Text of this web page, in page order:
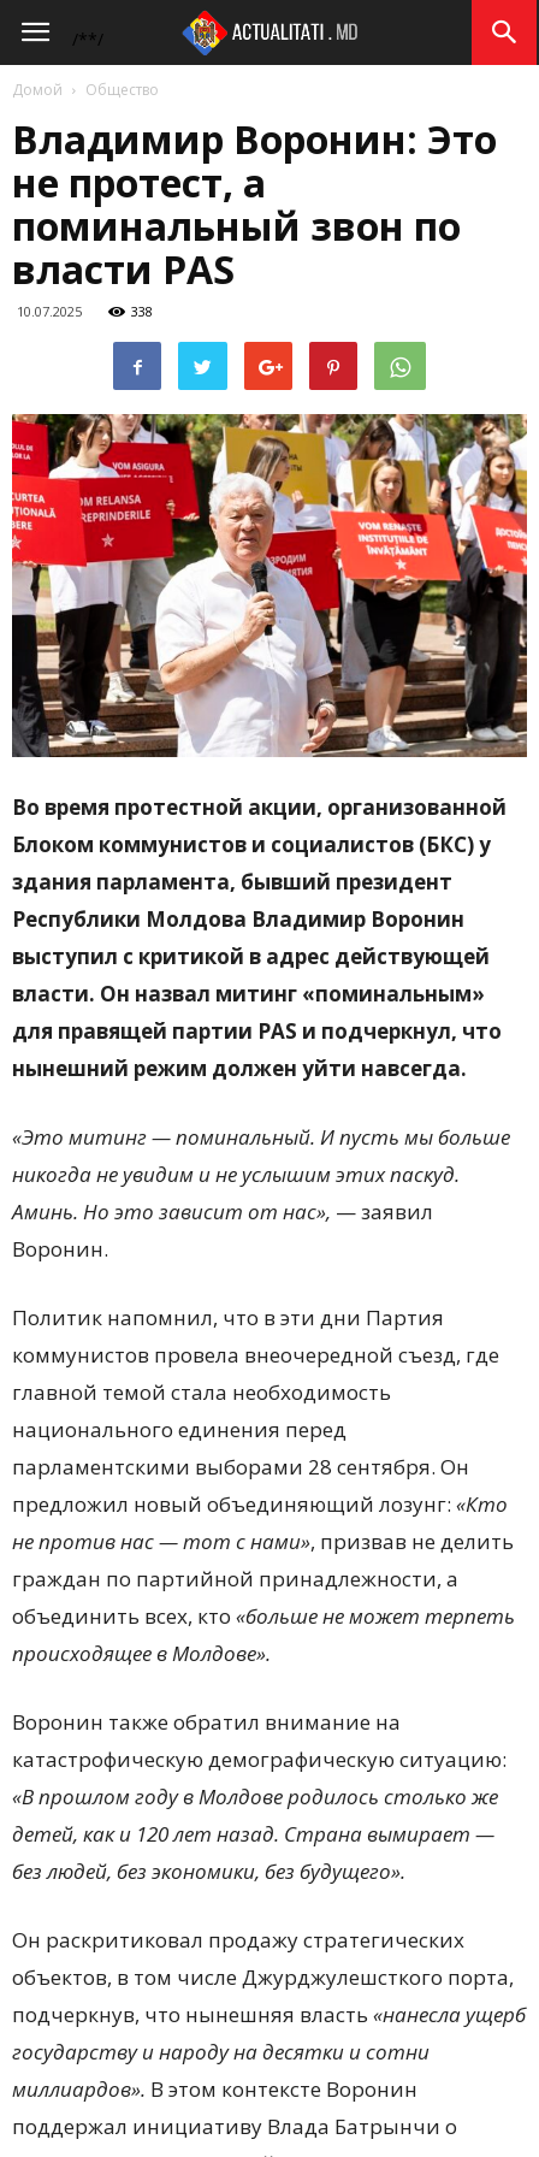
/**/
Actualitati.md
Домой Общество
Владимир Воронин: Это
не протест, а
поминальный звон по
власти PAS
10.07.2025 338
Во время протестной акции, организованной
Блоком коммунистов и социалистов (БКС) у
здания парламента, бывший президент
Республики Молдова Владимир Воронин
выступил с критикой в адрес действующей
власти. Он назвал митинг «поминальным»
для правящей партии PAS и подчеркнул, что
нынешний режим должен уйти навсегда.
«Это митинг — поминальный. И пусть мы больше
никогда не увидим и не услышим этих паскуд.
Аминь. Но это зависит от нас», — заявил
Воронин.
Политик напомнил, что в эти дни Партия
коммунистов провела внеочередной съезд, где
главной темой стала необходимость
национального единения перед
парламентскими выборами 28 сентября. Он
предложил новый объединяющий лозунг: «Кто
не против нас — тот с нами», призвав не делить
граждан по партийной принадлежности, а
объединить всех, кто «больше не может терпеть
происходящее в Молдове».
Воронин также обратил внимание на
катастрофическую демографическую ситуацию:
«В прошлом году в Молдове родилось столько же
детей, как и 120 лет назад. Страна вымирает —
без людей, без экономики, без будущего».
Он раскритиковал продажу стратегических
объектов, в том числе Джурджулешсткого порта,
подчеркнув, что нынешняя власть «нанесла ущерб
государству и народу на десятки и сотни
миллиардов». В этом контексте Воронин
поддержал инициативу Владa Батрынчи о